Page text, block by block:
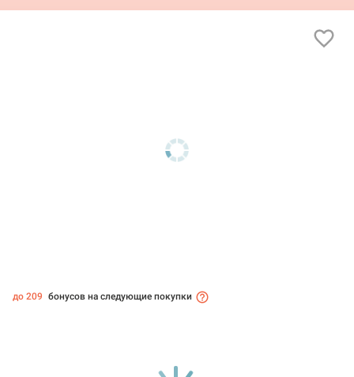
до 209 бонусов на следующие покупки